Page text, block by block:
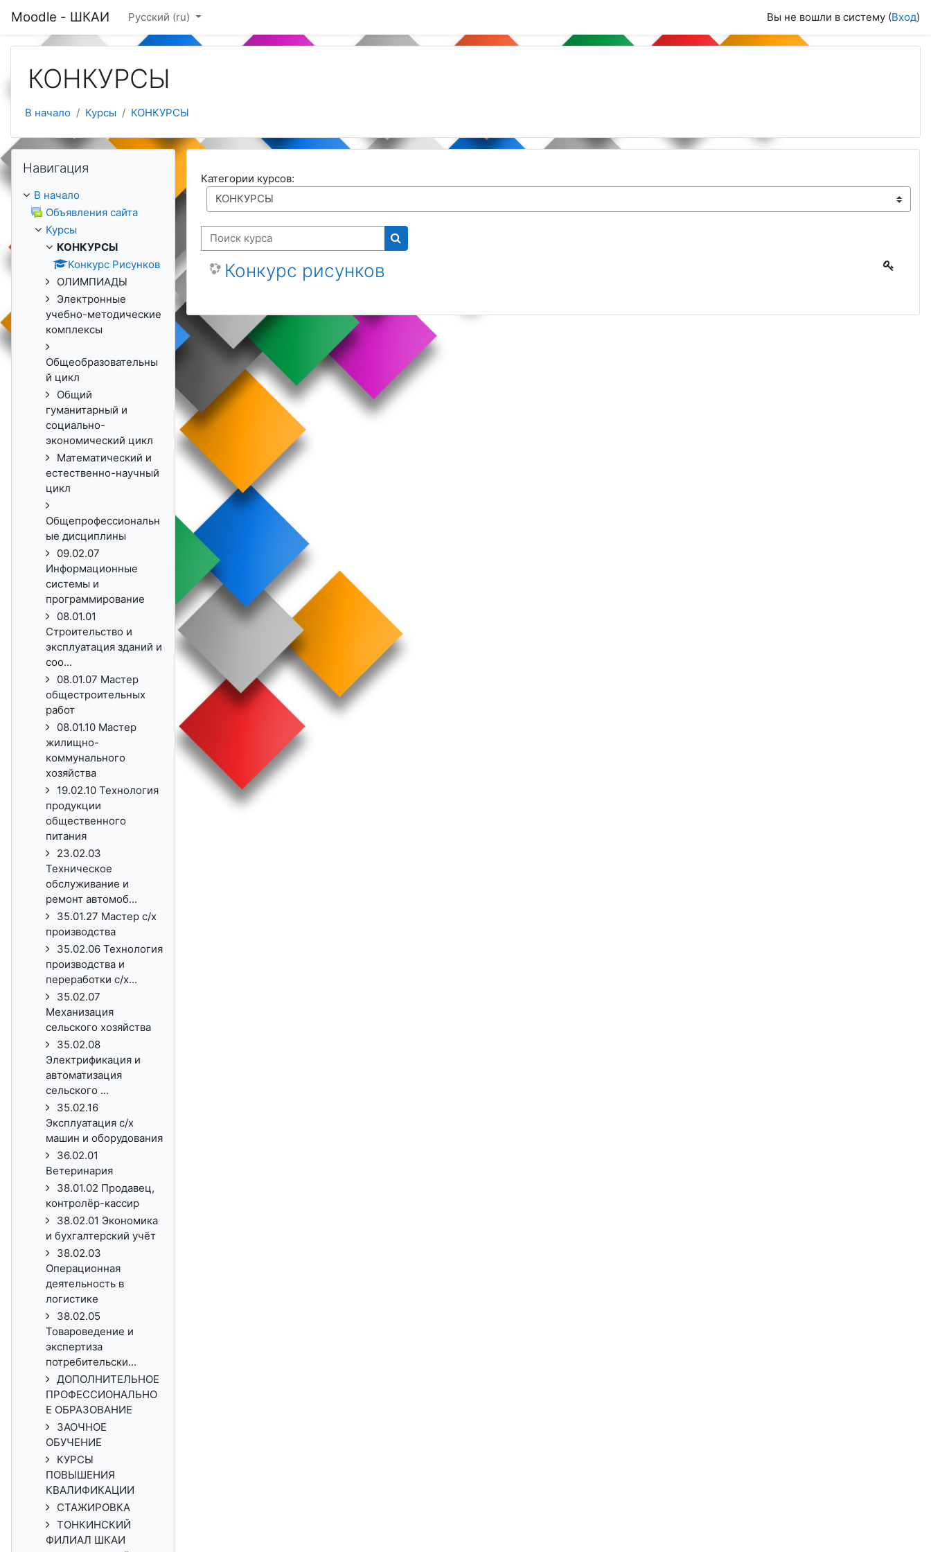
Moodle - ШКАИ Русский ‎(ru)‎ Вы не вошли в систему (Вход)
КОНКУРСЫ
В начало Курсы КОНКУРСЫ
Категории курсов:
Поиск курса
Поиск курса
Конкурс рисунков
Навигация
В начало
Объявления сайта
Курсы
КОНКУРСЫ
Конкурс Рисунков
ОЛИМПИАДЫ
Электронные
учебно-методические
комплексы
Общеобразовательны
й цикл
Общий
гуманитарный и
социально-
экономический цикл
Математический и
естественно-научный
цикл
Общепрофессиональн
ые дисциплины
09.02.07
Информационные
системы и
программирование
08.01.01
Строительство и
эксплуатация зданий и
соо...
08.01.07 Мастер
общестроительных
работ
08.01.10 Мастер
жилищно-
коммунального
хозяйства
19.02.10 Технология
продукции
общественного
питания
23.02.03
Техническое
обслуживание и
ремонт автомоб...
35.01.27 Мастер с/х
производства
35.02.06 Технология
производства и
переработки с/х...
35.02.07
Механизация
сельского хозяйства
35.02.08
Электрификация и
автоматизация
сельского ...
35.02.16
Эксплуатация с/х
машин и оборудования
36.02.01
Ветеринария
38.01.02 Продавец,
контролёр-кассир
38.02.01 Экономика
и бухгалтерский учёт
38.02.03
Операционная
деятельность в
логистике
38.02.05
Товароведение и
экспертиза
потребительски...
ДОПОЛНИТЕЛЬНОЕ
ПРОФЕССИОНАЛЬНО
Е ОБРАЗОВАНИЕ
ЗАОЧНОЕ
ОБУЧЕНИЕ
КУРСЫ
ПОВЫШЕНИЯ
КВАЛИФИКАЦИИ
СТАЖИРОВКА
ТОНКИНСКИЙ
ФИЛИАЛ ШКАИ